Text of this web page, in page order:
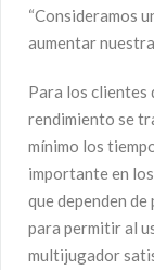
“Consideramos
aumentar
Para los clientes
rendimiento se
mínimo los
importante en
que dependen
para permitir al
multijugador